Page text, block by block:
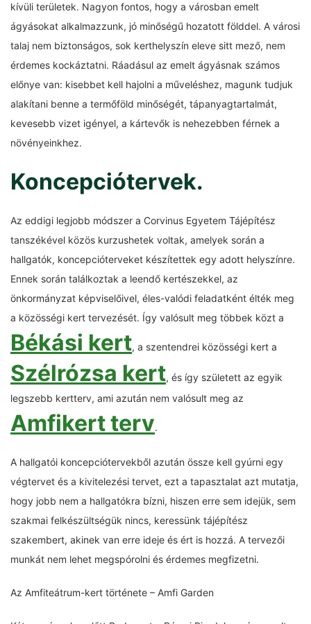
kívüli területek. Nagyon fontos, hogy a városban emelt
ágyásokat alkalmazzunk, jó minőségű hozatott földdel. A városi
talaj nem biztonságos, sok kerthelyszín eleve sitt mező, nem
érdemes kockáztatni. Ráadásul az emelt ágyásnak számos
előnye van: kisebbet kell hajolni a műveléshez, magunk tudjuk
alakítani benne a termőföld minőségét, tápanyagtartalmát,
kevesebb vizet igényel, a kártevők is nehezebben férnek a
növényeinkhez.
Koncepciótervek.
Az eddigi legjobb módszer a Corvinus Egyetem Tájépítész
tanszékével közös kurzushetek voltak, amelyek során a
hallgatók, koncepcióterveket készítettek egy adott helyszínre.
Ennek során találkoztak a leendő kertészekkel, az
önkormányzat képviselőivel, éles-valódi feladatként élték meg
a közösségi kert tervezését. Így valósult meg többek közt a
Békási kert, a szentendrei közösségi kert a
Szélrózsa kert, és így született az egyik
legszebb kertterv, ami azután nem valósult meg az
Amfikert terv.
A hallgatói koncepciótervekből azután össze kell gyúrni egy
végtervet és a kivitelezési tervet, ezt a tapasztalat azt mutatja,
hogy jobb nem a hallgatókra bízni, hiszen erre sem idejük, sem
szakmai felkészültségük nincs, keressünk tájépítész
szakembert, akinek van erre ideje és ért is hozzá. A tervezői
munkát nem lehet megspórolni és érdemes megfizetni.
Az Amfiteátrum-kert története – Amfi Garden